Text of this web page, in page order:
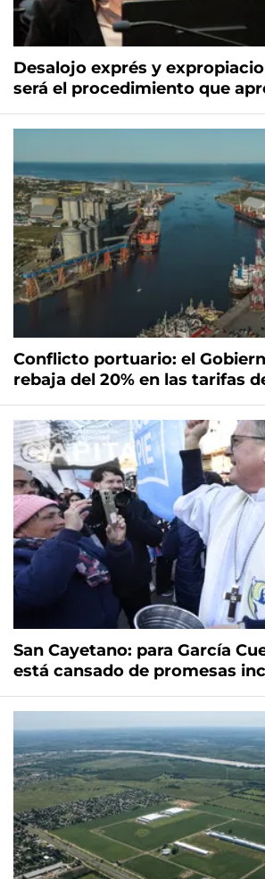
Desalojo exprés y
será el procedimiento que
Conflicto portuario: el
rebaja del 20% en las tarifas
San Cayetano: para García
está cansado de promesas